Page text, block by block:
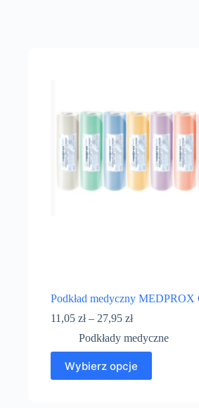
Podkład medyczny
11,05 zł – 27,95 zł
Podkłady medyczne
Wybierz opcje